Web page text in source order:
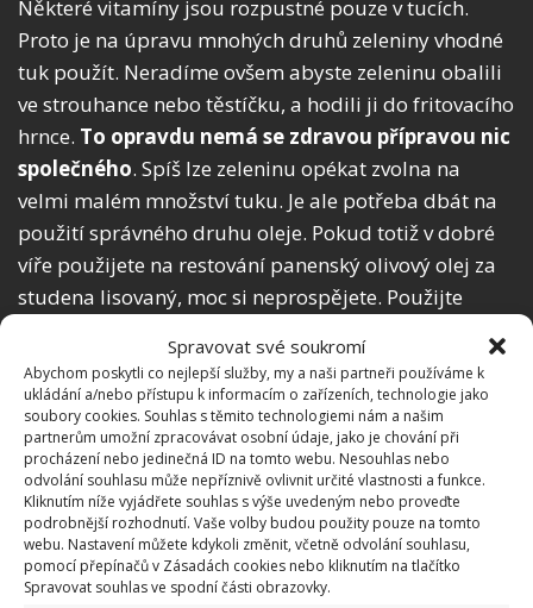
Spravovat své soukromí
Abychom poskytli co nejlepší služby, my a naši partneři používáme k
ukládání a/nebo přístupu k informacím o zařízeních, technologie jako
soubory cookies. Souhlas s těmito technologiemi nám a našim
partnerům umožní zpracovávat osobní údaje, jako je chování při
procházení nebo jedinečná ID na tomto webu. Nesouhlas nebo
odvolání souhlasu může nepříznivě ovlivnit určité vlastnosti a funkce.
Kliknutím níže vyjádřete souhlas s výše uvedeným nebo proveďte
podrobnější rozhodnutí. Vaše volby budou použity pouze na tomto
webu. Nastavení můžete kdykoli změnit, včetně odvolání souhlasu,
pomocí přepínačů v Zásadách cookies nebo kliknutím na tlačítko
Spravovat souhlas ve spodní části obrazovky.
Některé vitamíny jsou rozpustné pouze v tucích.
Proto je na úpravu mnohých druhů zeleniny vhodné
tuk použít. Neradíme ovšem abyste zeleninu obalili
ve strouhance nebo těstíčku, a hodili ji do fritovacího
hrnce. To opravdu nemá se zdravou přípravou nic
společného. Spíš lze zeleninu opékat zvolna na
velmi malém množství tuku. Je ale potřeba dbát na
použití správného druhu oleje. Pokud totiž v dobré
víře použijete na restování panenský olivový olej za
studena lisovaný, moc si neprospějete. Použijte